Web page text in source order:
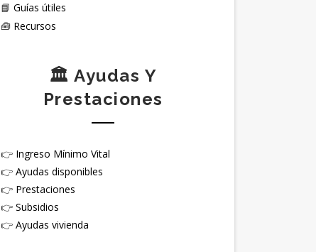
📘 Guías útiles
🧰 Recursos
🏛️ Ayudas Y
Prestaciones
👉 Ingreso Mínimo Vital
👉 Ayudas disponibles
👉 Prestaciones
👉 Subsidios
👉 Ayudas vivienda